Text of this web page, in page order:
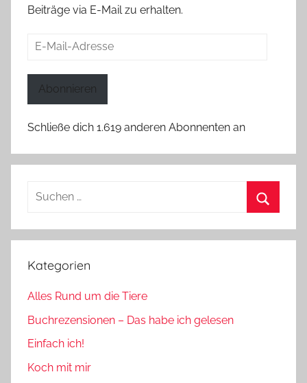
Beiträge via E-Mail zu erhalten.
E-
Abonnieren
Schließe dich 1.619 anderen Abonnenten an
Suchen
Kategorien
Alles Rund um die Tiere
Buchrezensionen – Das habe ich gelesen
Einfach ich!
Koch mit mir